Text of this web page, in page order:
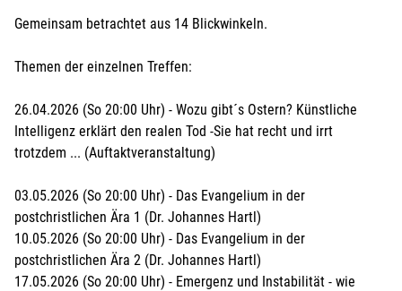
Gemeinsam betrachtet aus 14 Blickwinkeln.
Themen der einzelnen Treffen:
26.04.2026 (So 20:00 Uhr) - Wozu gibt´s Ostern? Künstliche
Intelligenz erklärt den realen Tod -Sie hat recht und irrt
trotzdem ... (Auftaktveranstaltung)
03.05.2026 (So 20:00 Uhr) - Das Evangelium in der
postchristlichen Ära 1 (Dr. Johannes Hartl)
10.05.2026 (So 20:00 Uhr) - Das Evangelium in der
postchristlichen Ära 2 (Dr. Johannes Hartl)
17.05.2026 (So 20:00 Uhr) - Emergenz und Instabilität - wie